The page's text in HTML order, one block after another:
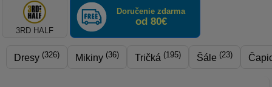
3RD HALF
Doručenie zdarma
od 80€
Dresy (326) Mikiny (36) Tričká (195) Šále (23)